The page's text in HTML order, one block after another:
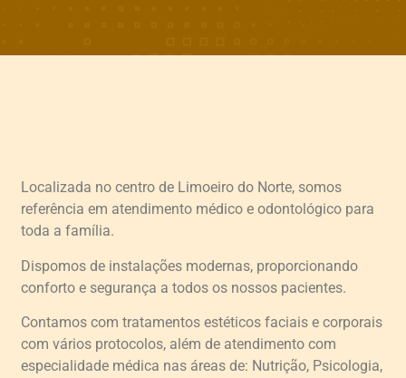
Localizada no centro de Limoeiro do Norte, somos
referência em atendimento médico e odontológico para
toda a família.
Dispomos de instalações modernas, proporcionando
conforto e segurança a todos os nossos pacientes.
Contamos com tratamentos estéticos faciais e corporais
com vários protocolos, além de atendimento com
especialidade médica nas áreas de: Nutrição, Psicologia,